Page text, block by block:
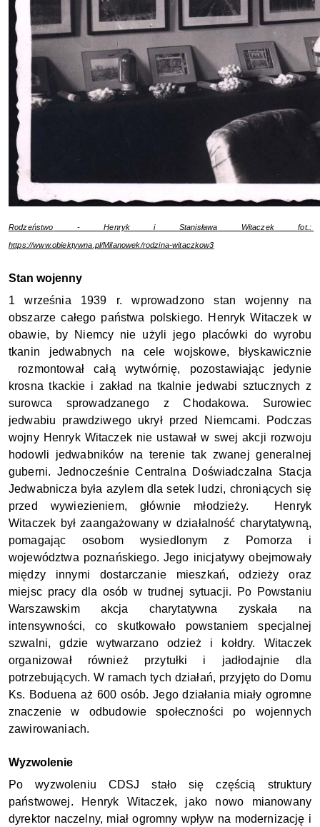
Rodzeństwo - Henryk i Stanisława Witaczek fot.:
https://www.obiektywna.pl/Milanowek/rodzina-witaczkow3
Stan wojenny
1 września 1939 r. wprowadzono stan wojenny na
obszarze całego państwa polskiego. Henryk Witaczek w
obawie, by Niemcy nie użyli jego placówki do wyrobu
tkanin jedwabnych na cele wojskowe, błyskawicznie
rozmontował całą wytwórnię, pozostawiając jedynie
krosna tkackie i zakład na tkalnie jedwabi sztucznych z
surowca sprowadzanego z Chodakowa. Surowiec
jedwabiu prawdziwego ukrył przed Niemcami. Podczas
wojny Henryk Witaczek nie ustawał w swej akcji rozwoju
hodowli jedwabników na terenie tak zwanej generalnej
guberni. Jednocześnie Centralna Doświadczalna Stacja
Jedwabnicza była azylem dla setek ludzi, chroniących się
przed wywiezieniem, głównie młodzieży.  Henryk
Witaczek był zaangażowany w działalność charytatywną,
pomagając osobom wysiedlonym z Pomorza i
województwa poznańskiego. Jego inicjatywy obejmowały
między innymi dostarczanie mieszkań, odzieży oraz
miejsc pracy dla osób w trudnej sytuacji. Po Powstaniu
Warszawskim akcja charytatywna zyskała na
intensywności, co skutkowało powstaniem specjalnej
szwalni, gdzie wytwarzano odzież i kołdry. Witaczek
organizował również przytułki i jadłodajnie dla
potrzebujących. W ramach tych działań, przyjęto do Domu
Ks. Boduena aż 600 osób. Jego działania miały ogromne
znaczenie w odbudowie społeczności po wojennych
zawirowaniach.
Wyzwolenie
Po wyzwoleniu CDSJ stało się częścią struktury
państwowej. Henryk Witaczek, jako nowo mianowany
dyrektor naczelny, miał ogromny wpływ na modernizację i